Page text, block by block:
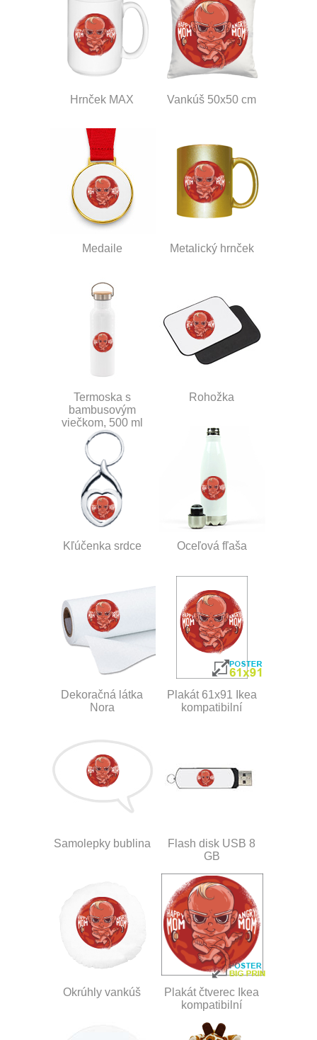
Hrnček MAX Vankúš 50x50 cm
Medaile Metalický hrnček
Termoska s
bambusovým
viečkom, 500 ml
Rohožka
Kľúčenka srdce Oceľová fľaša
Dekoračná látka
Nora
Plakát 61x91 Ikea
kompatibilní
Samolepky bublina
Flash disk USB 8
GB
Okrúhly vankúš
Plakát čtverec Ikea
kompatibilní